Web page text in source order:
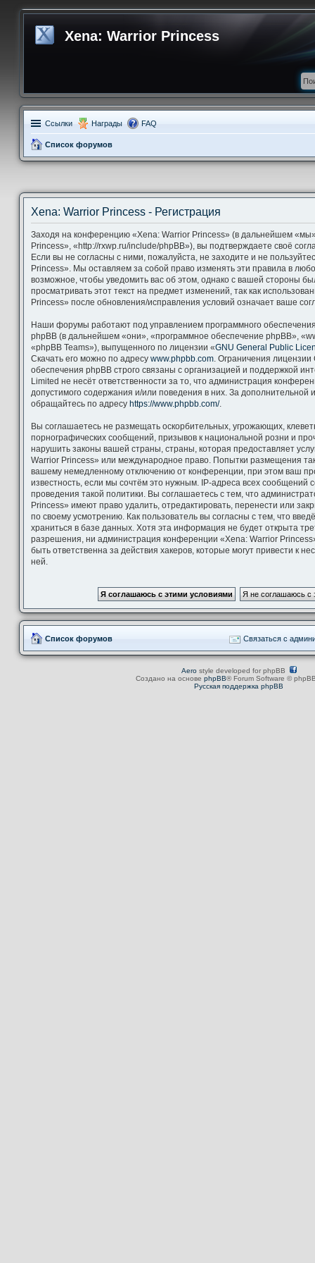
Xena: Warrior Princess
Ссылки Награды FAQ
Список форумов
Xena: Warrior Princess - Регистрация
Заходя на конференцию «Xena: Warrior Princess» (в дальнейшем
Princess», «http://rxwp.ru/include/phpBB»), вы подтверждаете своё
Если вы не согласны с ними, пожалуйста, не заходите и не
Princess». Мы оставляем за собой право изменять эти правила в
возможное, чтобы уведомить вас об этом, однако с вашей стороны
просматривать этот текст на предмет изменений, так как
Princess» после обновления/исправления условий означает ваше
Наши форумы работают под управлением программного
phpBB (в дальнейшем «они», «программное обеспечение phpBB»,
«phpBB Teams»), выпущенного по лицензии «GNU General Public
Скачать его можно по адресу www.phpbb.com. Ограничения лицензии
обеспечения phpBB строго связаны с организацией и поддержкой
Limited не несёт ответственности за то, что администрация
допустимого содержания и/или поведения в них. За
обращайтесь по адресу https://www.phpbb.com/.
Вы соглашаетесь не размещать оскорбительных, угрожающих,
порнографических сообщений, призывов к национальной розни и
нарушить законы вашей страны, страны, которая предоставляет
Warrior Princess» или международное право. Попытки размещения
вашему немедленному отключению от конференции, при этом ваш
известность, если мы сочтём это нужным. IP-адреса всех сообщений
проведения такой политики. Вы соглашаетесь с тем, что
Princess» имеют право удалить, отредактировать, перенести или
по своему усмотрению. Как пользователь вы согласны с тем, что
храниться в базе данных. Хотя эта информация не будет открыта
разрешения, ни администрация конференции «Xena: Warrior
быть ответственна за действия хакеров, которые могут привести к
ней.
Список форумов Связаться с
Aerostyle developed for phpBB
Создано на основе phpBB® Forum Software ©
Русская поддержка phpBB